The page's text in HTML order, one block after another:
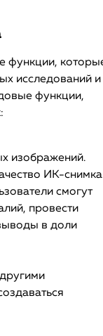
функции,
исследований и
функции,
изображений.
ИК-
смогут
провести
в доли